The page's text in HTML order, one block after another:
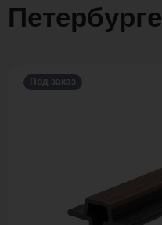
Петербурге
Под заказ